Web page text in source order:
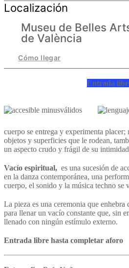
Localización
Museu de Belles
de València
Cómo llegar
Entrada
cuerpo se entrega y experimenta
objetos y superficies que le rodean,
un aspecto crudo y frágil de su
Vacío espiritual, es una sucesión de
en la danza contemporánea, una
cuerpo, el sonido y la música techno se
La pieza es una ceremonia que enhebra
para llenar un vacío constante que, sin
llenado con ningún estímulo externo.
Entrada libre hasta completar aforo